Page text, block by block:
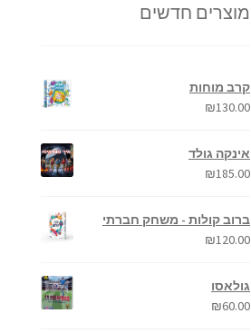
מוצרים חדשים
קרב מוחות
₪130.00
אינקה גולד
₪185.00
ברוב קולות - משחק חברתי
₪120.00
גולאסו
₪60.00